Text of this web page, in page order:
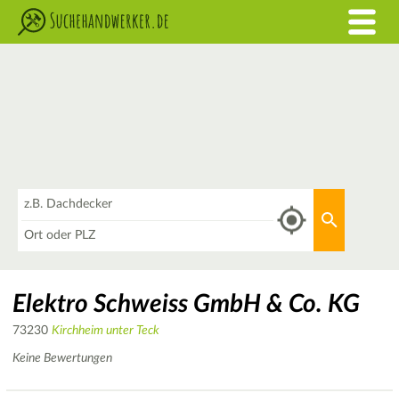
Elektro Schweiss GmbH & Co. KG
73230 Kirchheim unter Teck
Keine Bewertungen